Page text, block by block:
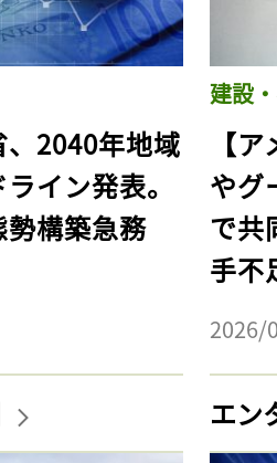
、2040年地域
イン発表。
勢構築急務
建設
【
やグ
で共
手不
2026/
エン